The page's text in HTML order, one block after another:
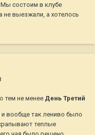
Мы состоим в клубе
выезжали, а хотелось
тем не менее День Третий
вообще так лениво было
теплые